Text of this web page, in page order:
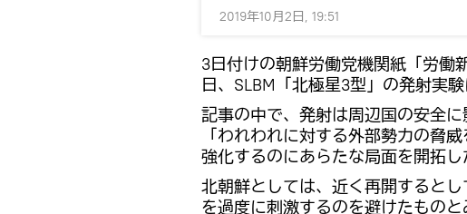
2019年10月2日, 19:51
3日付けの朝鮮労働党機関紙「労働
日、SLBM「北極星3型」の発射実
記事の中で、発射は周辺国の安全に
「われわれに対する外部勢力の脅
強化するのにあらたな局面を開拓し
北朝鮮としては、近く再開すると
を過度に刺激するのを避けたものと